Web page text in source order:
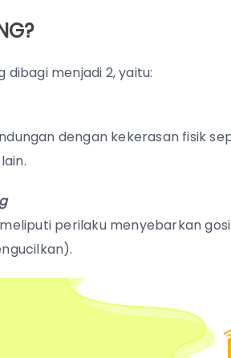
menjadi 2, yaitu:
dengan kekerasan fisik
perilaku menyebarkan